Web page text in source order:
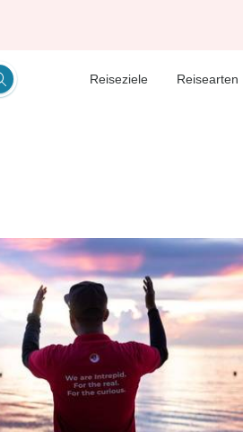
Reiseziele Reisearten